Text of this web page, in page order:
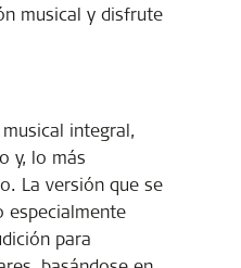
musical y disfrute
integral,
y, lo más
La versión que se
especialmente
para